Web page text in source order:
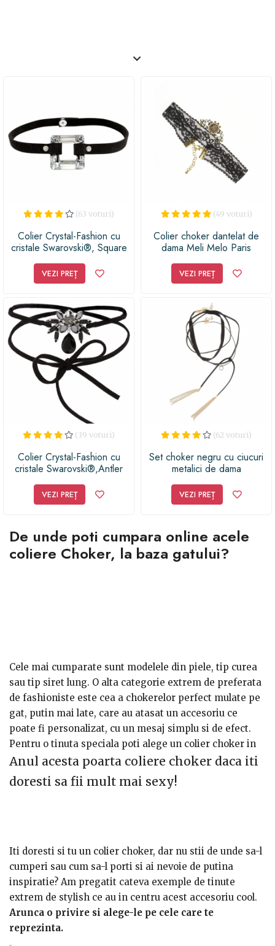
(63 voturi)
Colier Crystal-Fashion cu
cristale Swarovski®, Square
CometArgentLt
VEZI PREȚ
(49 voturi)
Colier choker dantelat de
dama Meli Melo Paris
VEZI PREȚ
(39 voturi)
Colier Crystal-Fashion cu
cristale Swarovski®,Antler
JetHematite-BlackDiamond
VEZI PREȚ
(62 voturi)
Set choker negru cu ciucuri
metalici de dama
VEZI PREȚ
De unde poti cumpara online acele
coliere Choker, la baza gatului?
Cele mai cumparate sunt modelele din piele, tip curea
sau tip siret lung. O alta categorie extrem de preferata
de fashioniste este cea a chokerelor perfect mulate pe
gat, putin mai late, care au atasat un accesoriu ce
poate fi personalizat, cu un mesaj simplu si de efect.
Pentru o tinuta speciala poti alege un colier choker in
pandantive negre cu detalii metalice pentru un look
boho sau pe cel din pietre si dantela pentru un look mai
Anul acesta poarta coliere choker daca iti
doresti sa fii mult mai sexy!
Iti doresti si tu un colier choker, dar nu stii de unde sa-l
cumperi sau cum sa-l porti si ai nevoie de putina
inspiratie? Am pregatit cateva exemple de tinute
extrem de stylish ce au in centru acest accesoriu cool.
Arunca o privire si alege-le pe cele care te
reprezinta.